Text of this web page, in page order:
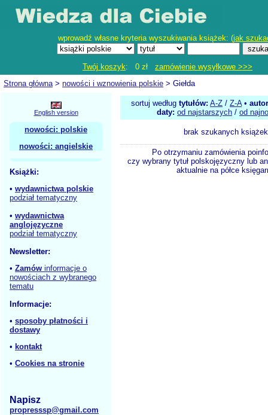
wprowadź własne kryteria wyszukiwania książek: (jak
Twój koszyk: 0 zł zamówienie wysyłkowe >>>
Strona główna> nowości i wznowienia polskie > Giełda
English version
nowości: polskie
nowości: angielskie
Książki:
• wydawnictwa polskie
podział tematyczny
• wydawnictwa
anglojęzyczne
podział tematyczny
Newsletter:
• Zamów informacje o
nowościach z wybranego
tematu
Informacje:
• sposoby płatności i
dostawy
• kontakt
• Cookies na stronie
Napisz
propresssp@gmail.com
sortuj według tytułów: A-Z / Z-A•
daty: od najstarszych / od
brak szukanych książek
Po otrzymaniu zamówienia
czy wybrany tytuł polskojęzyczny lub
aktualnie na półce